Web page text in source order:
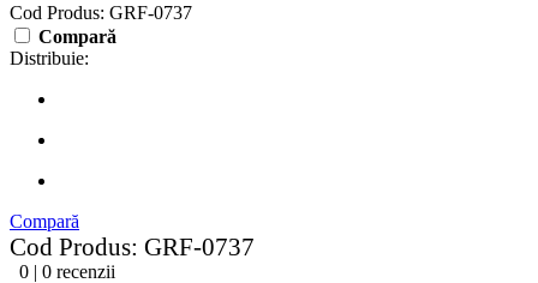
Cod Produs: GRF-0737
Compară
Distribuie:
Compară
Cod Produs: GRF-0737
0 | 0 recenzii